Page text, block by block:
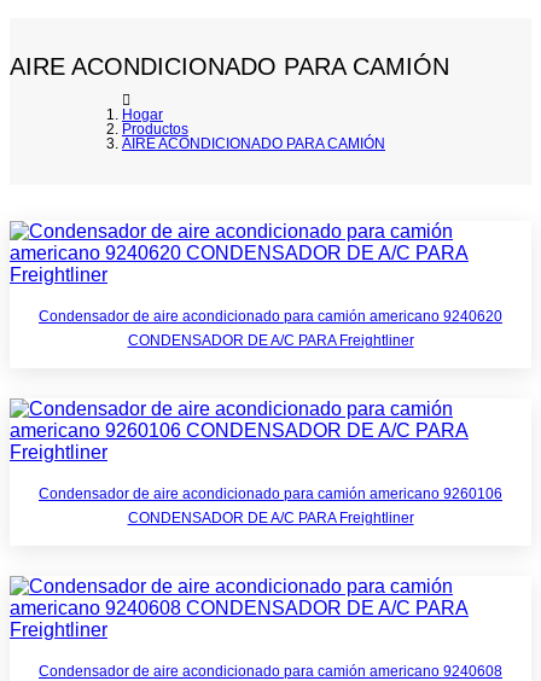
AIRE ACONDICIONADO PARA CAMIÓN
Hogar
Productos
AIRE ACONDICIONADO PARA CAMIÓN
Condensador de aire acondicionado para camión americano 9240620
CONDENSADOR DE A/C PARA Freightliner
Condensador de aire acondicionado para camión americano 9260106
CONDENSADOR DE A/C PARA Freightliner
Condensador de aire acondicionado para camión americano 9240608